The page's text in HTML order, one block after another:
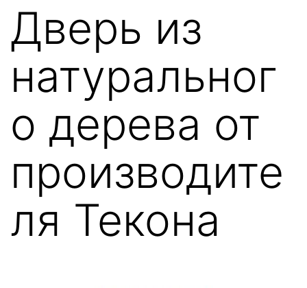
Дверь из
натуральног
о дерева от
производите
ля Текона